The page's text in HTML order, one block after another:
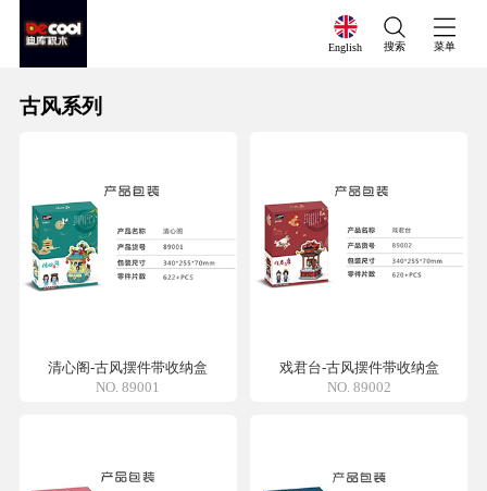
English 搜索 菜单
古风系列
清心阁-古风摆件带收纳盒
NO. 89001
戏君台-古风摆件带收纳盒
NO. 89002